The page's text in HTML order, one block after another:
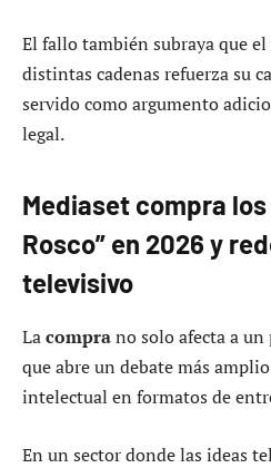
El fallo también subraya que
distintas cadenas refuerza su
servido como argumento
legal.
Mediaset compra
Rosco” en 2026 y
televisivo
Lacomprano solo afecta a
que abre un debate más
intelectual en formatos de
En un sector donde las ideas